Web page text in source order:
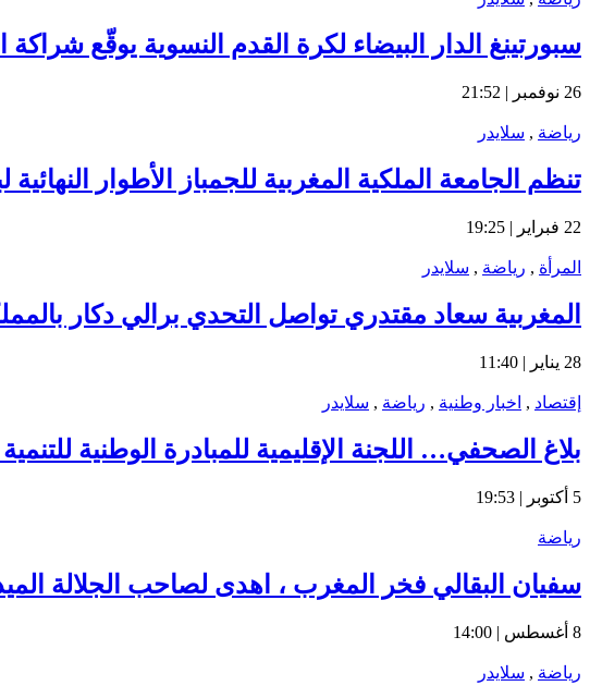
سبورتينغ الدار البيضاء لكرة القدم النسوية يوقّع
26 نوفمبر | 21:52
رياضة , سلايدر
تنظم الجامعة الملكية المغربية للجمباز الأطوار
22 فبراير | 19:25
المرأة , رياضة , سلايدر
المغربية سعاد مقتدري تواصل التحدي برالي دكار
28 يناير | 11:40
إقتصاد , اخبار وطنية , رياضة , سلايدر
بلاغ الصحفي… اللجنة الإقليمية للمبادرة الوطنية
5 أكتوبر | 19:53
رياضة
سفيان البقالي فخر المغرب ، اهدى لصاحب الجلالة
8 أغسطس | 14:00
رياضة , سلايدر